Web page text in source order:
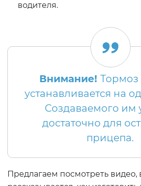
водителя.
Внимание!
устанавливается на
Создаваемого им
достаточно для
прицепа.
Предлагаем посмотреть видео,